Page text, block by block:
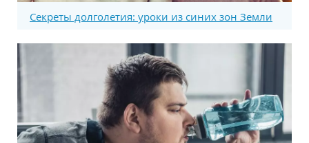
Секреты долголетия: уроки из синих зон Земли